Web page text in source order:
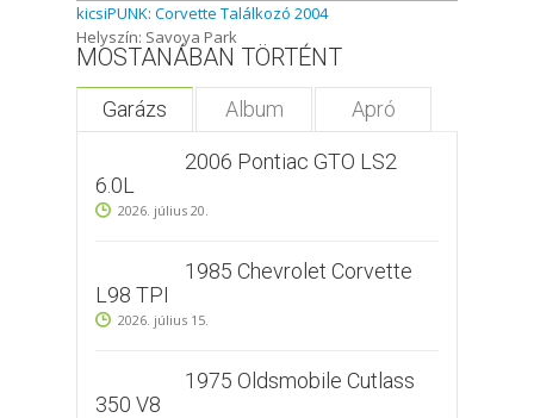
kicsiPUNK: Corvette Találkozó 2004
Helyszín: Savoya Park
MOSTANÁBAN TÖRTÉNT
Garázs Album Apró
2006 Pontiac GTO LS2
6.0L
2026. július 20.
1985 Chevrolet Corvette
L98 TPI
2026. július 15.
1975 Oldsmobile Cutlass
350 V8